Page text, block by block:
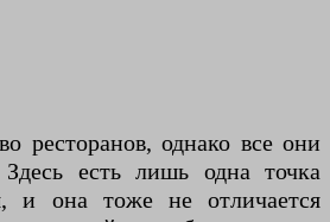
ресторанов, однако все они
Здесь есть лишь одна точка
и она тоже не отличается